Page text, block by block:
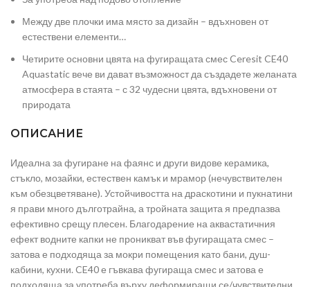
Между две плочки има място за дизайн – вдъхновен от
естествени елементи…
Четирите основни цвята на фугиращата смес Ceresit CE40
Aquastatic вече ви дават възможност да създадете желаната
атмосфера в стаята – с 32 чудесни цвята, вдъхновени от
природата
ОПИСАНИЕ
Идеална за фугиране на фаянс и други видове керамика,
стъкло, мозайки, естествен камък и мрамор (нечувствителен
към обезцветяване). Устойчивостта на драскотини и пукнатини
я прави много дълготрайна, а тройната защита я предпазва
ефективно срещу плесен. Благодарение на аквастатичния
ефект водните капки не проникват във фугиращата смес –
затова е подходяща за мокри помещения като бани, душ-
кабини, кухни. CE40 е гъвкава фугираща смес и затова е